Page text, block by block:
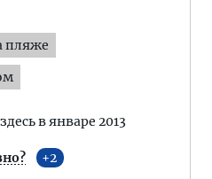
пляже
в январе 2013
2